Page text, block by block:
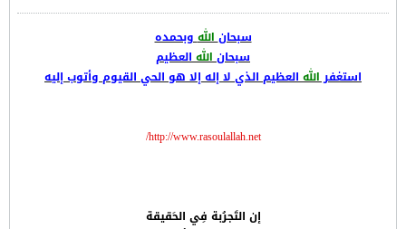
سبحاناللهوبحمده
سبحاناللهالعظيم
استغفراللهالعظيم الذي لا إله إلا هو الحي القيوم وأتوب إليه
http://www.rasoulallah.net/
إن التَجرُبة فِي الحَقيقة